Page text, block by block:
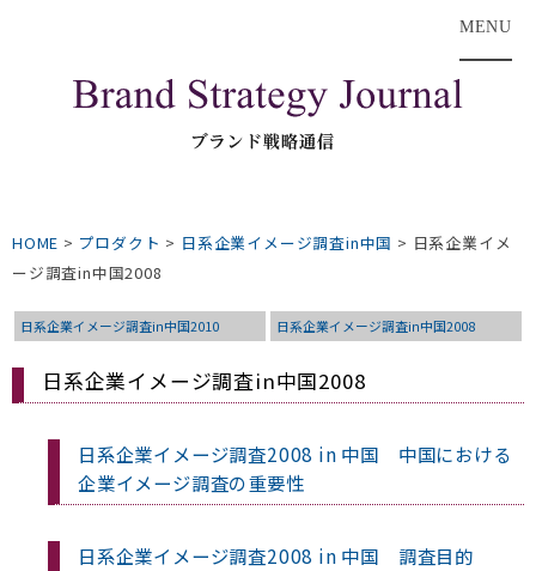
MENU
HOME > プロダクト > 日系企業イメージ調査in中国 > 日系企業イメ
ージ調査in中国2008
日系企業イメージ調査in中国2010 日系企業イメージ調査in中国2008
日系企業イメージ調査in中国2008
日系企業イメージ調査2008 in 中国 中国における
企業イメージ調査の重要性
日系企業イメージ調査2008 in 中国 調査目的